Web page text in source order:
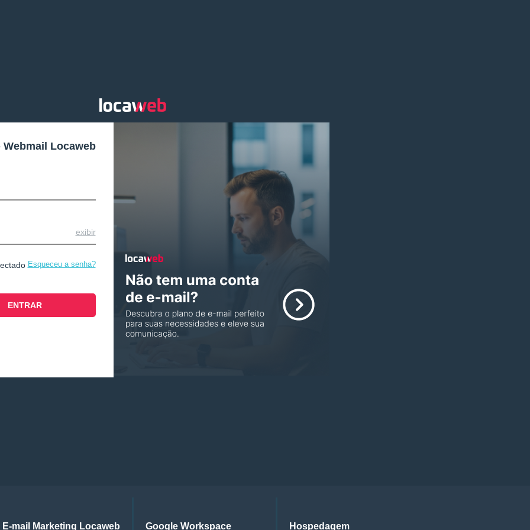
Webmail Locaweb
exibir
Esqueceu a senha?
E-mail Marketing Locaweb Google Workspace Hospedagem